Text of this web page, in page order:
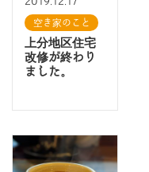
空き家のこと
上分地区住宅
改修が終わり
ました。